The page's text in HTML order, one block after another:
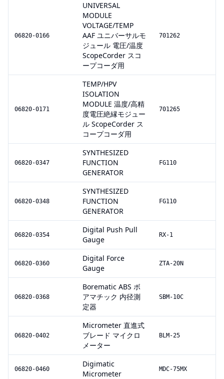
06820-0166
UNIVERSAL
MODULE
VOLTAGE/TEMP
AAF ユニバーサルモ
ジュール 電圧/温度
ScopeCorder スコ
ープコーダ用
701262
06820-0171
TEMP/HPV
ISOLATION
MODULE 温度/高精
度電圧絶縁モジュー
ル ScopeCorder ス
コープコーダ用
701265
06820-0347
SYNTHESIZED
FUNCTION
GENERATOR
FG110
06820-0348
SYNTHESIZED
FUNCTION
GENERATOR
FG110
06820-0354
Digital Push Pull
Gauge
RX-1
06820-0360
Digital Force
Gauge
ZTA-20N
06820-0368
Borematic ABS ボ
アマチック 内径測
定器
SBM-10C
06820-0402
Micrometer 直進式
ブレード マイクロ
メーター
BLM-25
06820-0460
Digimatic
Micrometer
MDC-75MX